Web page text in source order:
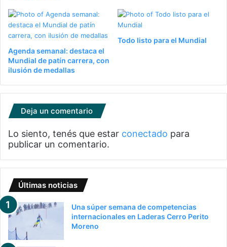
Agenda semanal: destaca el
Mundial de patín carrera, con
ilusión de medallas
Todo listo para el Mundial
Deja un comentario
Lo siento, tenés que estar conectado para
publicar un comentario.
Últimas noticias
Una súper semana de competencias
internacionales en Laderas Cerro Perito
Moreno